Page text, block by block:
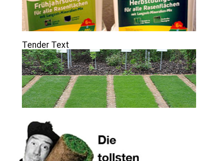
Tender Text